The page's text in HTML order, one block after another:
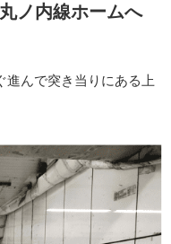
ノ内線ホームへ
進んで突き当りにある上